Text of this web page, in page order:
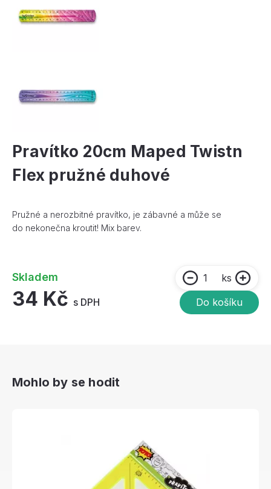
Pravítko 20cm Maped Twistn
Flex pružné duhové
Pružné a nerozbitné pravítko, je zábavné a může se
do nekonečna kroutit! Mix barev.
Skladem
34 Kč s DPH
ks
Do košíku
Mohlo by se hodit